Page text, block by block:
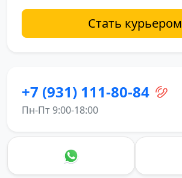
Стать курьером
+7 (931) 111-80-84
Пн-Пт 9:00-18:00